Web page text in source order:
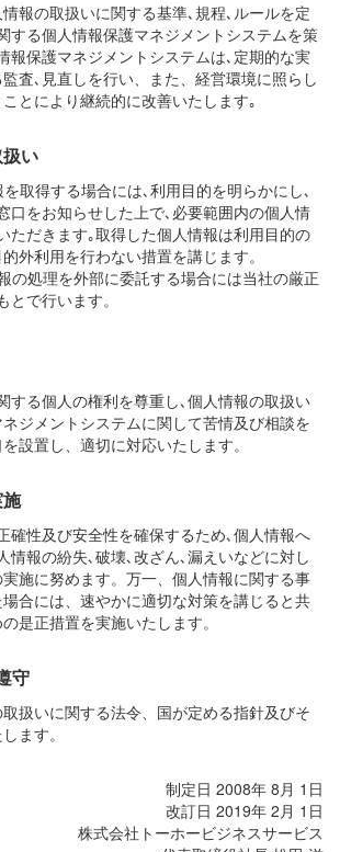
報の取扱いに関する基準､規程､ルールを定
する個人情報保護マネジメントシステムを策
報保護マネジメントシステムは､定期的な実
査､見直しを行い、また、経営環境に照らし
とにより継続的に改善いたします｡
い
取得する場合には､利用目的を明らかにし､
口をお知らせした上で､必要範囲内の個人情
ただきます｡取得した個人情報は利用目的の
外利用を行わない措置を講じます。
の処理を外部に委託する場合には当社の厳正
とで行います。
する個人の権利を尊重し､個人情報の取扱い
ジメントシステムに関して苦情及び相談を
設置し、適切に対応いたします。
確性及び安全性を確保するため､個人情報へ
情報の紛失､破壊､改ざん､漏えいなどに対し
施に努めます。万一、個人情報に関する事
合には、速やかに適切な対策を講じると共
是正措置を実施いたします。
守
扱いに関する法令、国が定める指針及びそ
ます。
制定日 2008年 8月 1日
改訂日 2019年 2月 1日
株式会社トーホービジネスサービス